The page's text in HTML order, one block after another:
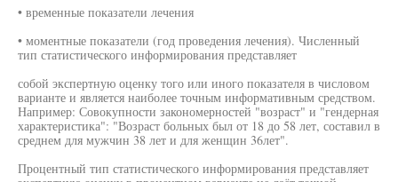
• временные показатели лечения
• моментные показатели (год проведения лечения). Численный
тип статистического информирования представляет
собой экспертную оценку того или иного показателя в числовом
варианте и является наиболее точным информативным средством.
Например: Совокупности закономерностей "возраст" и "гендерная
характеристика": "Возраст больных был от 18 до 58 лет, составил в
среднем для мужчин 38 лет и для женщин 36лет".
Процентный тип статистического информирования представляет